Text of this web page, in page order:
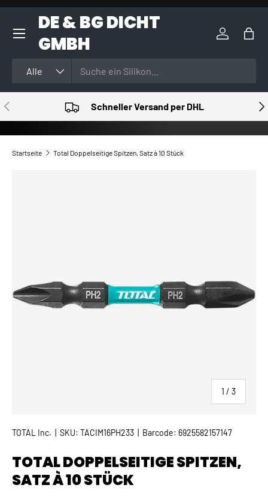
DIREKT ZUM INHALT
DE & BG DICHT
GMBH
Alle
Einloggen
VORHERIGE Schneller Versand per DHL
Startseite Total Doppelseitige Spitzen, Satz à 10 Stück
1 / von
3
TOTAL Inc. SKU: TACIM16PH233 Barcode: 6925582157147
TOTAL DOPPELSEITIGE SPITZEN,
SATZ À 10 STÜCK